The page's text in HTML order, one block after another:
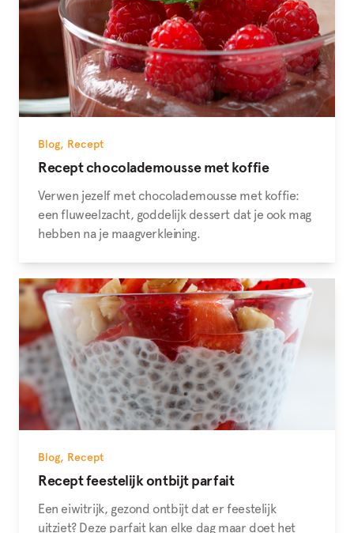
Blog, Recept
Recept chocolademousse met koffie
Verwen jezelf met chocolademousse met koffie:
een fluweelzacht, goddelijk dessert dat je ook mag
hebben na je maagverkleining.
Blog, Recept
Recept feestelijk ontbijt parfait
Een eiwitrijk, gezond ontbijt dat er feestelijk
uitziet? Deze parfait kan elke dag maar doet het